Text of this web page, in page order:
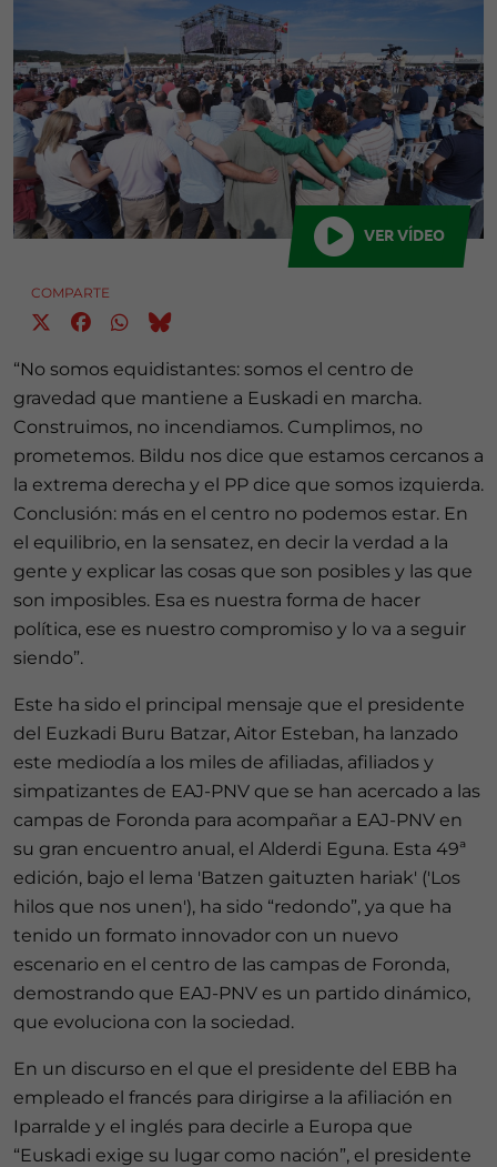
VER VÍDEO
COMPARTE
“No somos equidistantes: somos el centro de
gravedad que mantiene a Euskadi en marcha.
Construimos, no incendiamos. Cumplimos, no
prometemos. Bildu nos dice que estamos cercanos a
la extrema derecha y el PP dice que somos izquierda.
Conclusión: más en el centro no podemos estar. En
el equilibrio, en la sensatez, en decir la verdad a la
gente y explicar las cosas que son posibles y las que
son imposibles. Esa es nuestra forma de hacer
política, ese es nuestro compromiso y lo va a seguir
siendo”.
Este ha sido el principal mensaje que el presidente
del Euzkadi Buru Batzar, Aitor Esteban, ha lanzado
este mediodía a los miles de afiliadas, afiliados y
simpatizantes de EAJ-PNV que se han acercado a las
campas de Foronda para acompañar a EAJ-PNV en
su gran encuentro anual, el Alderdi Eguna. Esta 49ª
edición, bajo el lema 'Batzen gaituzten hariak' ('Los
hilos que nos unen'), ha sido “redondo”, ya que ha
tenido un formato innovador con un nuevo
escenario en el centro de las campas de Foronda,
demostrando que EAJ-PNV es un partido dinámico,
que evoluciona con la sociedad.
En un discurso en el que el presidente del EBB ha
empleado el francés para dirigirse a la afiliación en
Iparralde y el inglés para decirle a Europa que
“Euskadi exige su lugar como nación”, el presidente